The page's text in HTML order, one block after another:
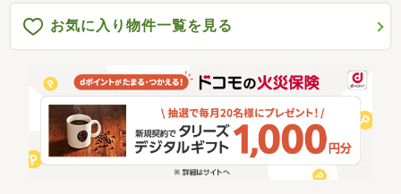
お気に入り物件一覧を見る